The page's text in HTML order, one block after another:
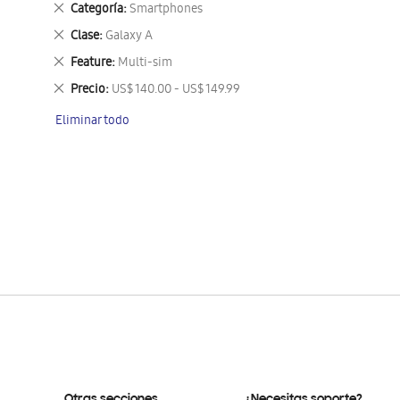
Categoría Smartphones
Eliminar
este
artículo
Clase Galaxy A
Eliminar
este
artículo
Feature Multi-sim
Eliminar
este
artículo
Precio US$ 140.00 - US$ 149.99
Eliminar
artículo
Eliminar todo